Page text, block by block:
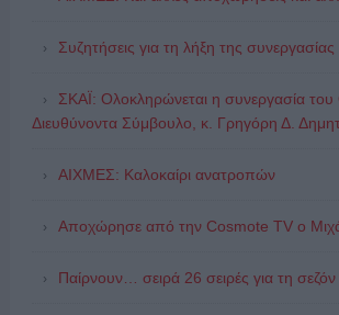
Συζητήσεις για τη λήξη της συνεργασίας
ΣΚΑΪ: Ολοκληρώνεται η συνεργασία του
Διευθύνοντα Σύμβουλο, κ. Γρηγόρη Δ.
ΑΙΧΜΕΣ: Καλοκαίρι ανατροπών
Αποχώρησε από την Cosmote TV o
Παίρνουν… σειρά 26 σειρές για τη